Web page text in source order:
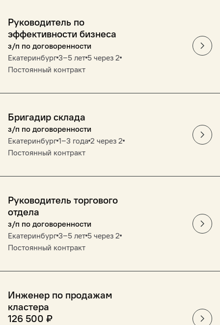
Руководитель по
эффективности бизнеса
з/п по договоренности
Екатеринбург 3‒5 лет 5 через 2
Постоянный контракт
Бригадир склада
з/п по договоренности
Екатеринбург 1‒3 года 2 через 2
Постоянный контракт
Руководитель торгового
отдела
з/п по договоренности
Екатеринбург 3‒5 лет 5 через 2
Постоянный контракт
Инженер по продажам
кластера
126 500 ₽